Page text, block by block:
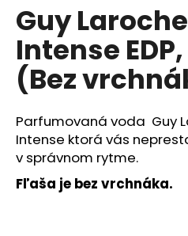
Guy
Intense
(Bez
Parfumovaná voda Guy
Intense ktorá vás
v správnom rytme.
Fľaša je bez vrchnáka.
O
d
p
o
r
ú
č
m